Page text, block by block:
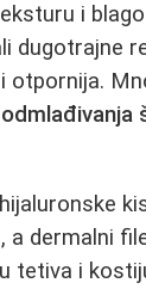
i
dugotrajne
otpornija.
a dermalni
tetiva i